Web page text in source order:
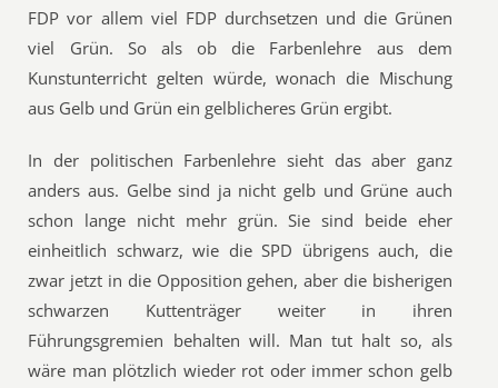
FDP vor allem viel FDP durchsetzen und die Grünen
viel Grün. So als ob die Farbenlehre aus dem
Kunstunterricht gelten würde, wonach die Mischung
aus Gelb und Grün ein gelblicheres Grün ergibt.
In der politischen Farbenlehre sieht das aber ganz
anders aus. Gelbe sind ja nicht gelb und Grüne auch
schon lange nicht mehr grün. Sie sind beide eher
einheitlich schwarz, wie die SPD übrigens auch, die
zwar jetzt in die Opposition gehen, aber die bisherigen
schwarzen Kuttenträger weiter in ihren
Führungsgremien behalten will. Man tut halt so, als
wäre man plötzlich wieder rot oder immer schon gelb